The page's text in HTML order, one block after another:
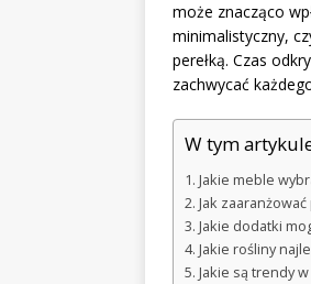
może znacząco
minimalistyczny,
perełką. Czas
zachwycać
W tym
Jakie meble
Jak
Jakie dodatki
Jakie rośliny
Jakie są trendy